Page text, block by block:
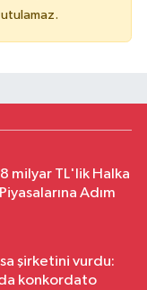
milyar TL'lik Halka
Adım
şirketini vurdu:
konkordato